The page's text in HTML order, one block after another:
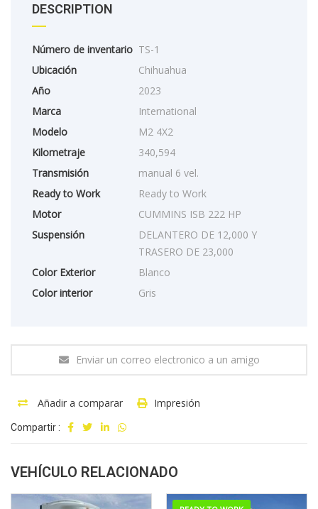
DESCRIPTION
Número de inventario TS-1
Ubicación
Chihuahua
Año
2023
Marca
International
Modelo
M2 4X2
Kilometraje
340,594
Transmisión
manual 6 vel.
Ready to Work
Ready to Work
Motor
CUMMINS ISB 222 HP
Suspensión
DELANTERO DE 12,000 Y
TRASERO DE 23,000
Color Exterior
Blanco
Color interior
Gris
Enviar un correo electronico a un amigo
Añadir a comparar Impresión
Compartir :
VEHÍCULO RELACIONADO